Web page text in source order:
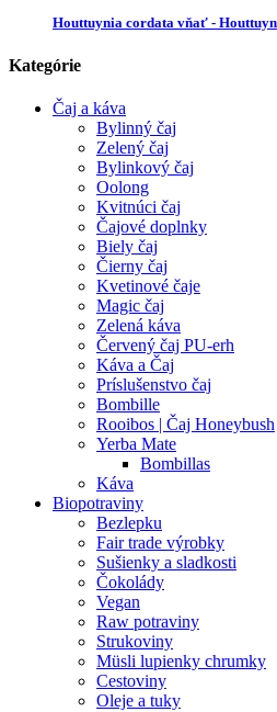
Houttuynia cordata vňať -
Kategórie
Čaj a káva
Bylinný čaj
Zelený čaj
Bylinkový čaj
Oolong
Kvitnúci čaj
Čajové doplnky
Biely čaj
Čierny čaj
Kvetinové čaje
Magic čaj
Zelená káva
Červený čaj PU-erh
Káva a Čaj
Príslušenstvo čaj
Bombille
Rooibos | Čaj Honeybush
Yerba Mate
Bombillas
Káva
Biopotraviny
Bezlepku
Fair trade výrobky
Sušienky a sladkosti
Čokolády
Vegan
Raw potraviny
Strukoviny
Müsli lupienky chrumky
Cestoviny
Oleje a tuky